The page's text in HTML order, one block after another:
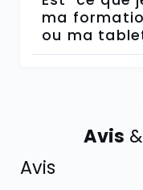
ma
ou ma
Avis
Avis